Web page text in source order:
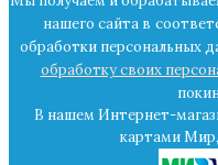
нашего сайта в
обработки персональных
обработку своих
В нашем Интернет-
картами